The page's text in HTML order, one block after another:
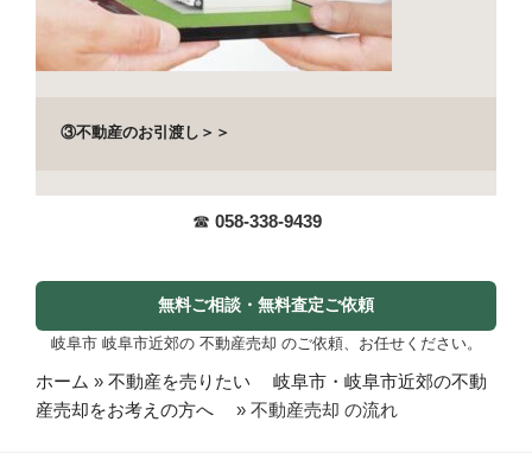
③不動産のお引渡し＞＞
☎ 058-338-9439
無料ご相談・無料査定ご依頼
岐阜市 岐阜市近郊の 不動産売却 のご依頼、お任せください。
ホーム » 不動産を売りたい 岐阜市・岐阜市近郊の不動
産売却をお考えの方へ
» 不動産売却 の流れ